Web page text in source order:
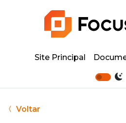
Site Principal
Voltar